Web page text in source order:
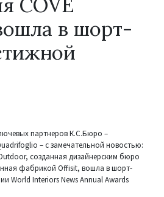
в шорт-
партнеров К.С.Бюро –
– с замечательной новостью:
созданная дизайнерским бюро
фабрикой Offisit, вошла в шорт-
World Interiors News Annual Awards